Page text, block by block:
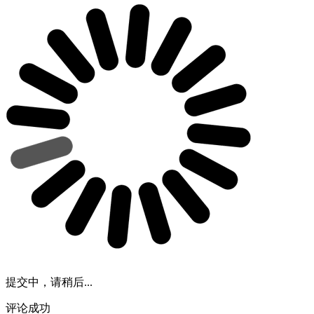
提交中，请稍后...
评论成功